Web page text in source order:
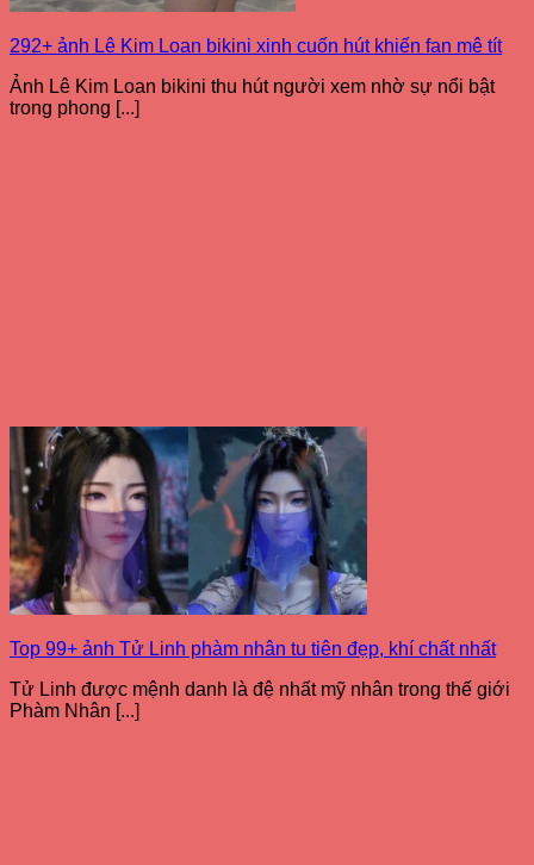
292+ ảnh Lê Kim Loan bikini xinh cuốn hút khiến fan mê tít
Ảnh Lê Kim Loan bikini thu hút người xem nhờ sự nổi bật
trong phong [...]
Top 99+ ảnh Tử Linh phàm nhân tu tiên đẹp, khí chất nhất
Tử Linh được mệnh danh là đệ nhất mỹ nhân trong thế giới
Phàm Nhân [...]